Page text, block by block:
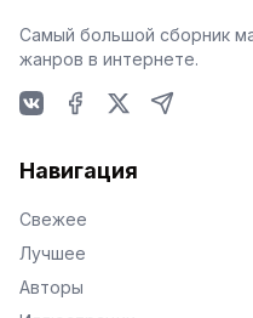
Самый большой сборник
жанров в интернете.
Навигация
Свежее
Лучшее
Авторы